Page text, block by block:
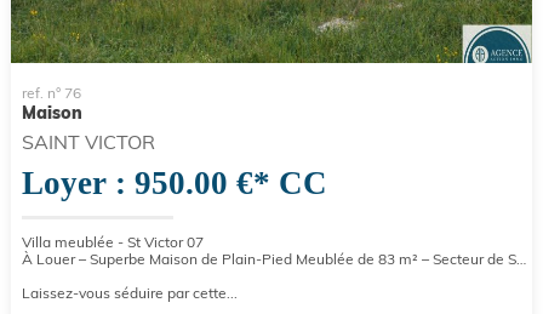
ref. n° 76
Maison
SAINT VICTOR
Loyer : 950.00 €* CC
Villa meublée - St Victor 07
À Louer – Superbe Maison de Plain-Pied Meublée de 83 m² – Secteur de St Victor
Laissez-vous séduire par cette...